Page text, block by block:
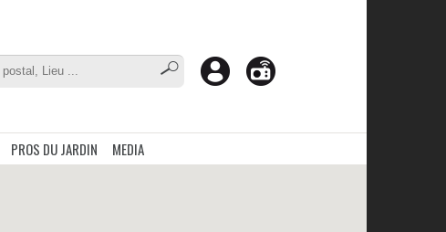
PROS DU JARDIN MEDIA